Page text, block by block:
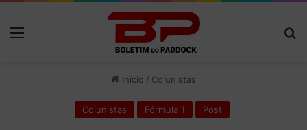
Início / Colunistas
Colunistas Fórmula 1 Post